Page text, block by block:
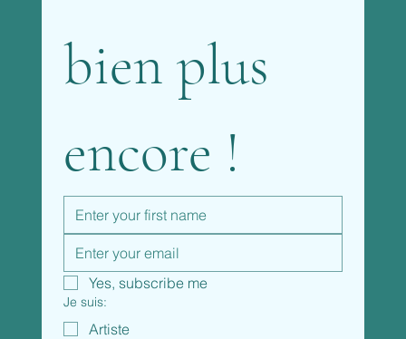
bien plus
encore !
Yes, subscribe me
Je suis:
Artiste